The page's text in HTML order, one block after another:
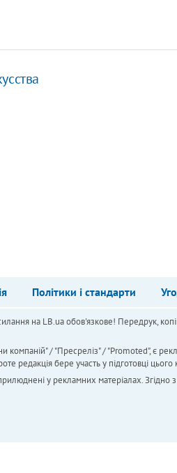
Політики і стандарти
на LB.ua обов'язкове! Передрук,
компаній" / "Пресреліз" / "Promoted", є
бере участь у підготовці цього
у рекламних матеріалах.